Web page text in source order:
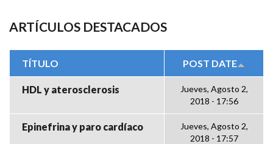
ARTÍCULOS DESTACADOS
TÍTULO POST DATE
HDL y aterosclerosis
Jueves, Agosto 2,
2018 - 17:56
Epinefrina y paro cardíaco
Jueves, Agosto 2,
2018 - 17:57